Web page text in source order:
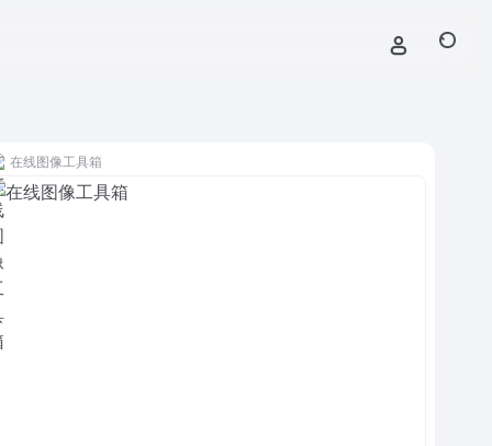
在线图像工具箱